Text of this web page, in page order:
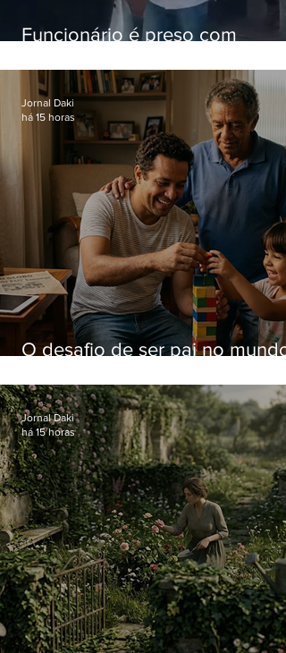
Funcionário é preso com
Hospital do Andaraí
O desafio de ser pai no mundo
Jornal Daki
há 15 horas
Jornal Daki
há 15 horas